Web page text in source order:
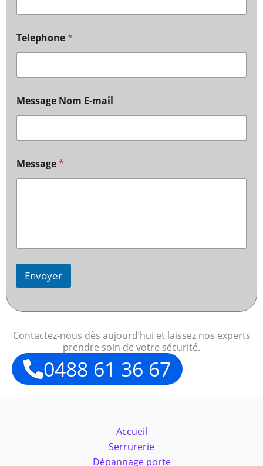
Telephone*
Message Nom E-mail
Message*
Envoyer
Contactez-nous dès aujourd’hui et laissez nos experts
prendre soin de votre sécurité.
0488 61 36 67
Accueil
Serrurerie
Dépannage porte